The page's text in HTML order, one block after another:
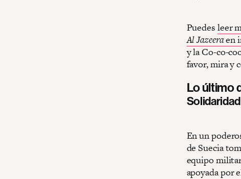
Puedes leer
Al Jazeeraen
y la Co-co-
favor, mira y
Lo último
En un
de Suecia
equipo
apoyada por